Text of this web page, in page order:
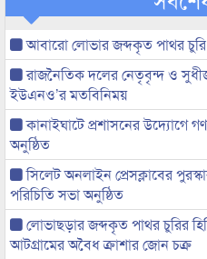
আবারো লোভার জব্দকৃত পাথর চুরি
রাজনৈতিক দলের নেতৃবৃন্দ ও
ইউএনও’র মতবিনিময়
কানাইঘাটে প্রশাসনের উদ্যোগে
অনুষ্ঠিত
সিলেট অনলাইন প্রেসক্লাবের
পরিচিতি সভা অনুষ্ঠিত
লোভাছড়ার জব্দকৃত পাথর চুরির
আটগ্রামের অবৈধ ক্রাশার জোন চক্র